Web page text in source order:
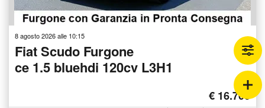
8 agosto 2026 alle 10:15
Fiat Scudo Furgone
ce 1.5 bluehdi 120cv L3H1
€ 16.700